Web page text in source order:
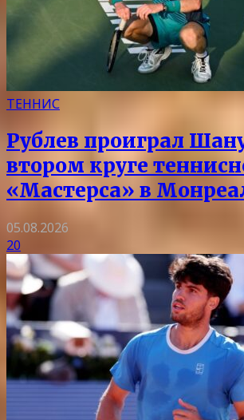
ТЕННИС
Рублев проиграл
втором круге
«Мастерса» в
05.08.2026
20